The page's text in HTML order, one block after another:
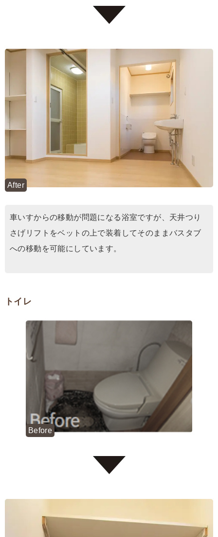
After
車いすからの移動が問題になる浴室ですが、天井つり
さげリフトをベットの上で装着してそのままバスタブ
への移動を可能にしています。
トイレ
Before